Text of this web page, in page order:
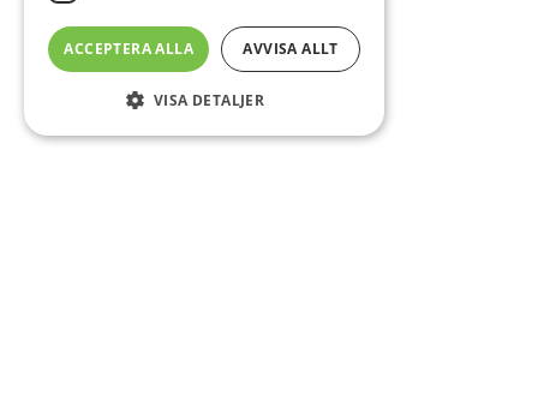
ACCEPTERA ALLA AVVISA ALLT
VISA DETALJER